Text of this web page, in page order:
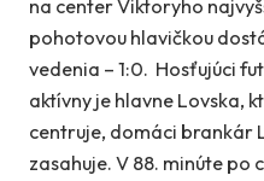
na center Viktoryho
pohotovou hlavičkou
vedenia – 1:0. Hosťujúci
aktívny je hlavne Lovska,
centruje, domáci brankár
zasahuje. V 88. minúte